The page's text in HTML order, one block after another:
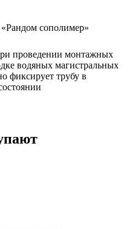
сополимер»
проведении монтажных
водяных магистральных
фиксирует трубу в